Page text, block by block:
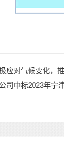
应对气候变化，
司中标2023年宁